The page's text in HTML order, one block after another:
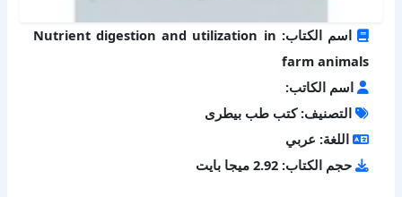
اسم الكتاب: Nutrient digestion and utilization in
farm animals
اسم الكاتب:
التصنيف: كتب طب بيطرى
اللغة: عربي
حجم الكتاب: 2.92 ميجا بايت